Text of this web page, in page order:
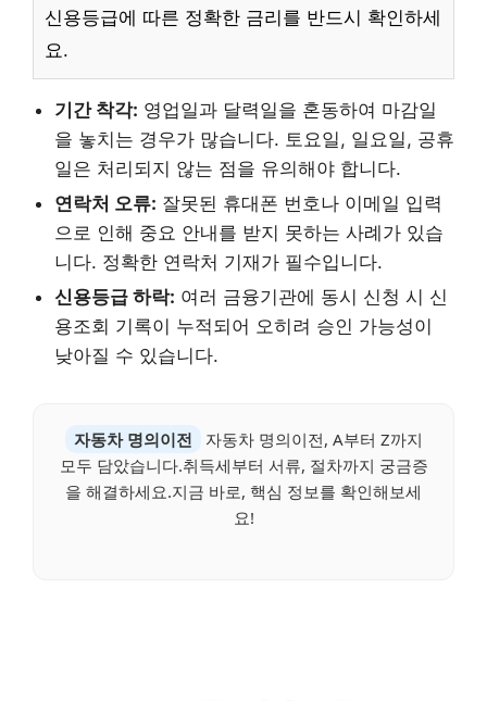
신용등급에 따른 정확한 금리를 반드시 확인하세
요.
기간 착각: 영업일과 달력일을 혼동하여 마감일
을 놓치는 경우가 많습니다. 토요일, 일요일, 공휴
일은 처리되지 않는 점을 유의해야 합니다.
연락처 오류: 잘못된 휴대폰 번호나 이메일 입력
으로 인해 중요 안내를 받지 못하는 사례가 있습
니다. 정확한 연락처 기재가 필수입니다.
신용등급 하락: 여러 금융기관에 동시 신청 시 신
용조회 기록이 누적되어 오히려 승인 가능성이
낮아질 수 있습니다.
자동차 명의이전
자동차 명의이전, A부터 Z까지
모두 담았습니다.취득세부터 서류, 절차까지 궁금증
을 해결하세요.지금 바로, 핵심 정보를 확인해보세
요!